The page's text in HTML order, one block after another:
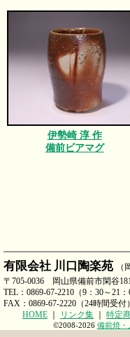
伊勢崎 淳 作
備前ビアマグ
有限会社 川口陶楽苑
（
〒705-0036 岡山県備前市閑谷
TEL：0869-67-2210（9：30～21：
FAX：0869-67-2220（24時間受付）
HOME
リンク集 特定
©2008-2026 備前焼・